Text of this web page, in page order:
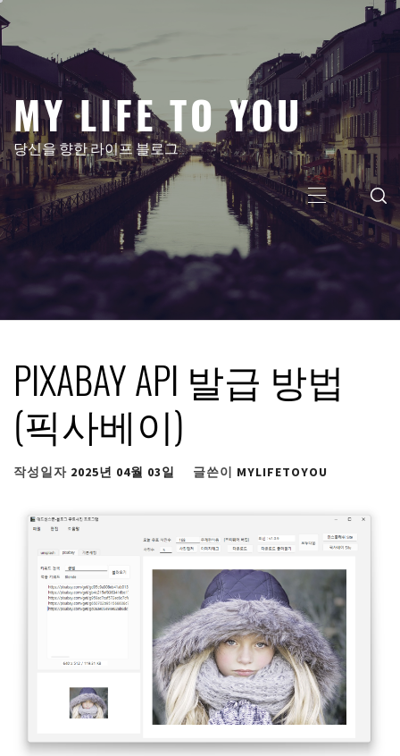
텐
건
뛰
기
MY LIFE TO YOU
당신을 향한 라이프 블로그
주
메
뉴
PIXABAY API 발급 방법
(픽사베이)
작성일자 2025년 04월 03일 글쓴이 MYLIFETOYOU